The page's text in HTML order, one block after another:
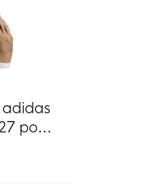
adidas
pour